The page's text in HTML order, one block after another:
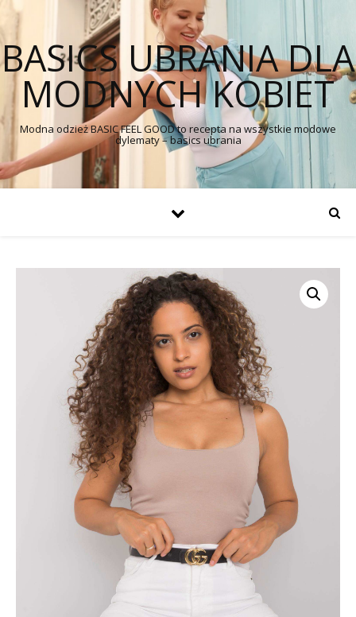
BASICS UBRANIA DLA
MODNYCH KOBIET
Modna odzież BASIC FEEL GOOD to recepta na wszystkie modowe
dylematy – basics ubrania